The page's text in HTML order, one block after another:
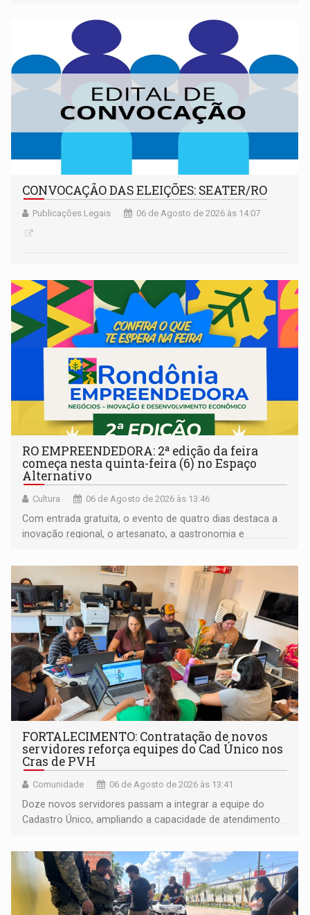
CONVOCAÇÃO DAS ELEIÇÕES: SEATER/RO
Publicações Legais 06 de Agosto de 2026 às 14:07
RO EMPREENDEDORA: 2ª edição da feira
começa nesta quinta-feira (6) no Espaço
Alternativo
Cultura 06 de Agosto de 2026 às 13:46
Com entrada gratuita, o evento de quatro dias destaca a
inovação regional, o artesanato, a gastronomia e
FORTALECIMENTO: Contratação de novos
servidores reforça equipes do Cad Único nos
Cras de PVH
Comunidade 06 de Agosto de 2026 às 13:41
Doze novos servidores passam a integrar a equipe do
Cadastro Único, ampliando a capacidade de atendimento